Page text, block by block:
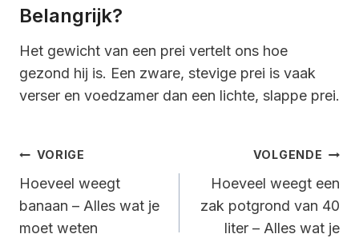
Belangrijk?
Het gewicht van een prei vertelt ons hoe
gezond hij is. Een zware, stevige prei is vaak
verser en voedzamer dan een lichte, slappe prei.
Bericht
Navigatie
VORIGE
Hoeveel weegt
banaan – Alles wat je
moet weten
VOLGENDE
Hoeveel weegt een
zak potgrond van 40
liter – Alles wat je